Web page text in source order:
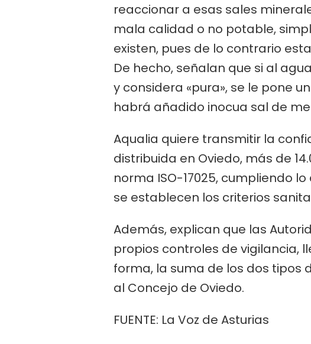
reaccionar a esas sales
mala calidad o no potable,
existen, pues de lo contrario
De hecho, señalan que si al
y considera «pura», se le pone
habrá añadido inocua sal de
Aqualia quiere transmitir la
distribuida en Oviedo, más de
norma ISO-17025, cumpliendo
se establecen los criterios
Además, explican que las
propios controles de vigilancia,
forma, la suma de los dos
al Concejo de Oviedo.
FUENTE: La Voz de Asturias